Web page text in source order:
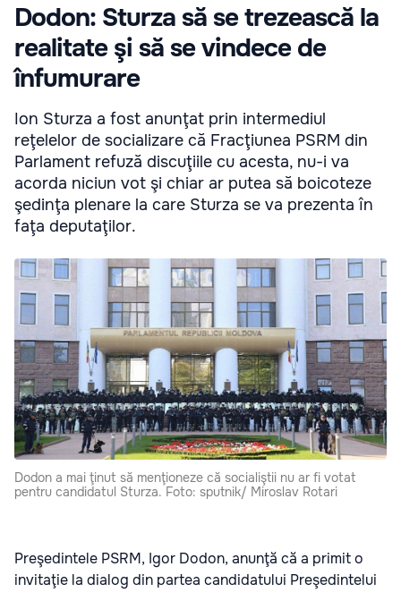
Dodon: Sturza să se trezească la
realitate şi să se vindece de
înfumurare
Ion Sturza a fost anunţat prin intermediul
reţelelor de socializare că Fracţiunea PSRM din
Parlament refuză discuţiile cu acesta, nu-i va
acorda niciun vot şi chiar ar putea să boicoteze
şedinţa plenare la care Sturza se va prezenta în
faţa deputaţilor.
Dodon a mai ţinut să menţioneze că socialiştii nu ar fi votat
pentru candidatul Sturza. Foto: sputnik/ Miroslav Rotari
Preşedintele PSRM, Igor Dodon, anunţă că a primit o
invitaţie la dialog din partea candidatului Preşedintelui